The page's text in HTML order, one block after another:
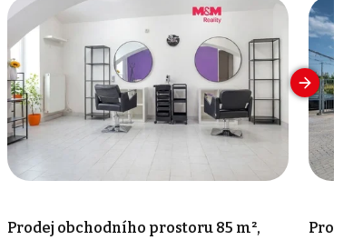
Prodej obchodního prostoru 85 m²,
Prodej